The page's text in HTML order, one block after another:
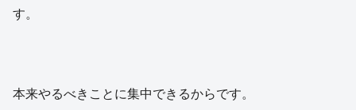
す。
本来やるべきことに集中できるからです。